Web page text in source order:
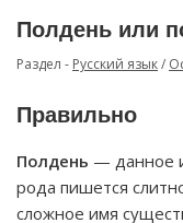
Полдень или
Раздел - Русский язык/
Правильно
Полдень — данное
рода пишется
сложное имя